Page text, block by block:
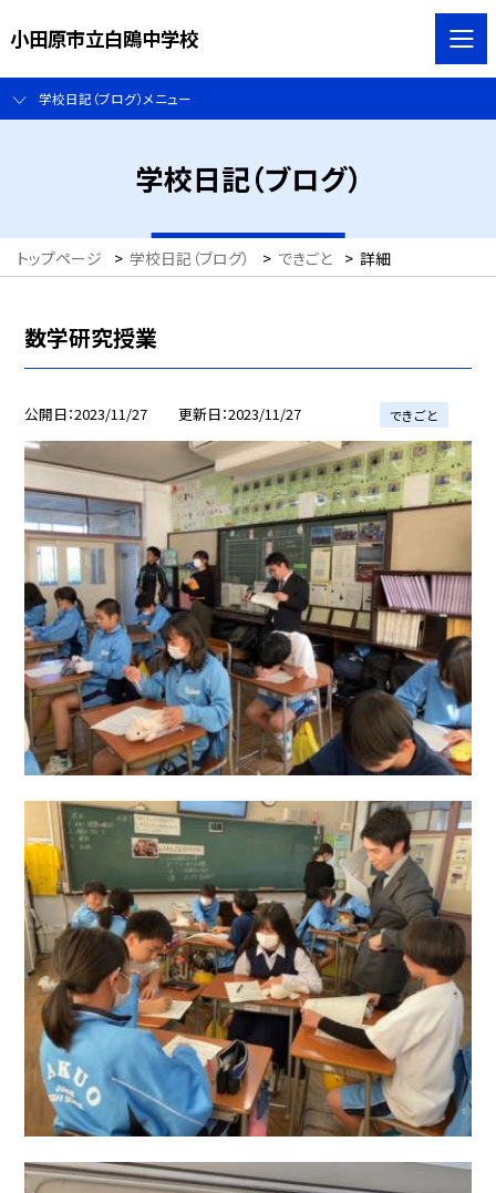
小田原市立白鴎中学校
学校日記（ブログ）メニュー
学校日記（ブログ）
トップページ > 学校日記（ブログ） > できごと > 詳細
数学研究授業
公開日 2023/11/27 更新日 2023/11/27 できごと